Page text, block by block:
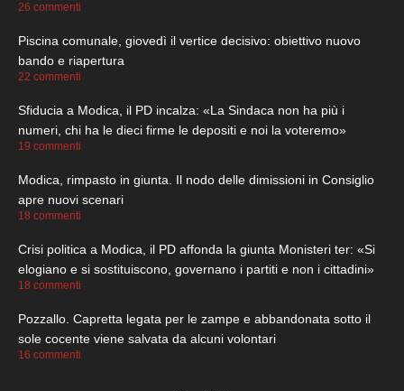
26 commenti
Piscina comunale, giovedì il vertice decisivo: obiettivo nuovo
bando e riapertura
22 commenti
Sfiducia a Modica, il PD incalza: «La Sindaca non ha più i
numeri, chi ha le dieci firme le depositi e noi la voteremo»
19 commenti
Modica, rimpasto in giunta. Il nodo delle dimissioni in Consiglio
apre nuovi scenari
18 commenti
Crisi politica a Modica, il PD affonda la giunta Monisteri ter: «Si
elogiano e si sostituiscono, governano i partiti e non i cittadini»
18 commenti
Pozzallo. Capretta legata per le zampe e abbandonata sotto il
sole cocente viene salvata da alcuni volontari
16 commenti